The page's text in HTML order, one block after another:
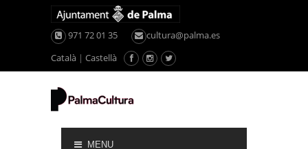
971 72 01 35
cultura@palma.es
Català | Castellà
MENU